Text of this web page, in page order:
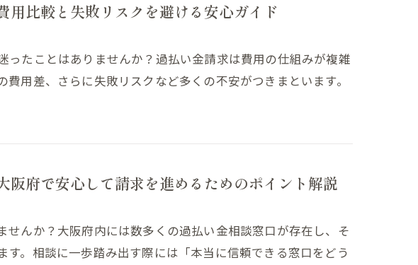
用比較と失敗リスクを避ける安心ガイド
ったことはありませんか？過払い金請求は費用の仕組みが複雑
用差、さらに失敗リスクなど多くの不安がつきまといます。
阪府で安心して請求を進めるためのポイント解説
せんか？大阪府内には数多くの過払い金相談窓口が存在し、そ
す。相談に一歩踏み出す際には「本当に信頼できる窓口をどう